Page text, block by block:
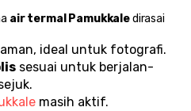
air termal Pamukkale dirasai
ideal untuk fotografi.
sesuai untuk berjalan-
masih aktif.